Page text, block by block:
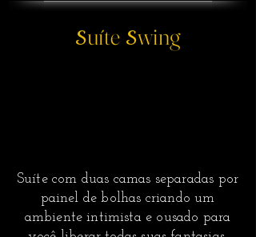
Suíte Swing
Suíte com duas camas separadas por
painel de bolhas criando um
ambiente intimista e ousado para